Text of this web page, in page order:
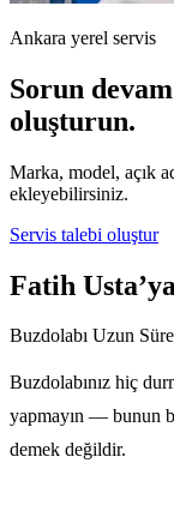
Ankara yerel servis
Sorun
oluşturun.
Marka, model, açık
ekleyebilirsiniz.
Servis talebi oluştur
Fatih
Buzdolabı Uzun Süre
Buzdolabınız hiç
yapmayın — bunun
demek değildir.